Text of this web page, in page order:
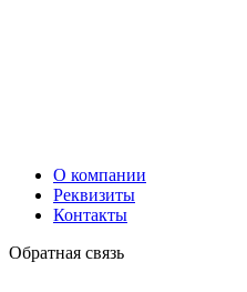
О компании
Реквизиты
Контакты
Обратная связь